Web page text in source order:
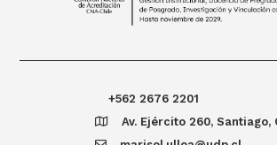
+562 2676 2201
Av. Ejército 260, Santiago,